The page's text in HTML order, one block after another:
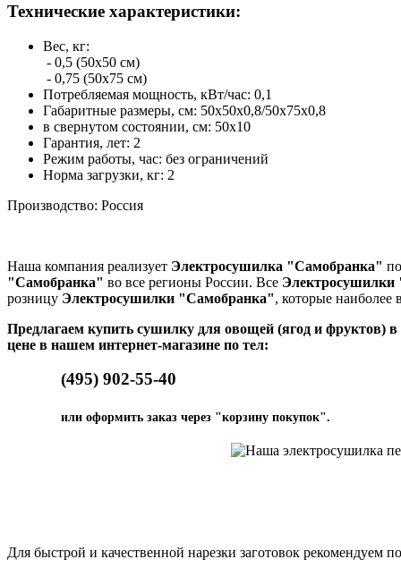
Технические характеристики:
Вес, кг:
- 0,5 (50х50 см)
- 0,75 (50х75 см)
Потребляемая мощность, кВт/час: 0,1
Габаритные размеры, см: 50х50х0,8/50х75х0,8
в свернутом состоянии, см: 50х10
Гарантия, лет: 2
Режим работы, час: без ограничений
Норма загрузки, кг: 2
Производство: Россия
Наша компания реализует Электросушилка "Самобранка"
"Самобранка" во все регионы России. Все
розницу Электросушилки "Самобранка", которые наиболее
Предлагаем купить сушилку для овощей (ягод и фруктов)
цене в нашем интернет-магазине по тел:
(495) 902-55-40
или оформить заказ через "корзину покупок".
Для быстрой и качественной нарезки заготовок рекомендуем